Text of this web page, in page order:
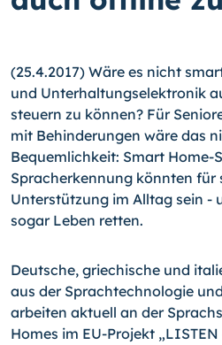
(25.4.2017) Wäre es nicht
und Unterhaltungselektronik
steuern zu können? Für
mit Behinderungen wäre das
Bequemlichkeit: Smart Home-
Spracherkennung könnten für
Unterstützung im Alltag sein -
sogar Leben retten.
Deutsche, griechische und
aus der Sprachtechnologie
arbeiten aktuell an der
Homes im EU-Projekt